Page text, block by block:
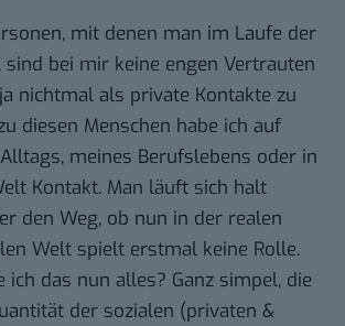
mit denen man im Laufe der
bei mir keine engen Vertrauten
nichtmal als private Kontakte zu
diesen Menschen habe ich auf
meines Berufslebens oder in
Kontakt. Man läuft sich halt
den Weg, ob nun in der realen
Welt spielt erstmal keine Rolle.
ich das nun alles? Ganz simpel, die
der sozialen (privaten &